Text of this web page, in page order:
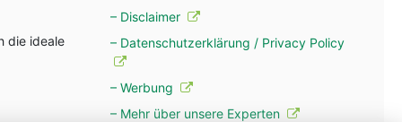
die ideale
– Disclaimer
– Datenschutzerklärung / Privacy Policy
– Werbung
– Mehr über unsere Experten